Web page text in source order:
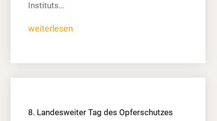
Instituts…
weiterlesen
8. Landesweiter Tag des Opferschutzes